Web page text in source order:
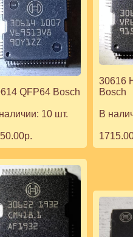
QFP64 Bosch
10 шт.
30616
Bosch
В